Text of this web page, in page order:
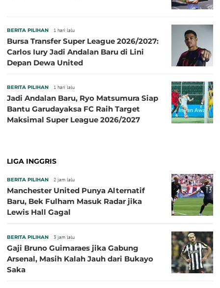
BERITA PILIHAN 1 hari lalu
Bursa Transfer Super League 2026/2027:
Carlos Iury Jadi Andalan Baru di Lini
Depan Dewa United
BERITA PILIHAN 1 hari lalu
Jadi Andalan Baru, Ryo Matsumura Siap
Bantu Garudayaksa FC Raih Target
Maksimal Super League 2026/2027
LIGA INGGRIS
BERITA PILIHAN 2 jam lalu
Manchester United Punya Alternatif
Baru, Bek Fulham Masuk Radar jika
Lewis Hall Gagal
BERITA PILIHAN 3 jam lalu
Gaji Bruno Guimaraes jika Gabung
Arsenal, Masih Kalah Jauh dari Bukayo
Saka